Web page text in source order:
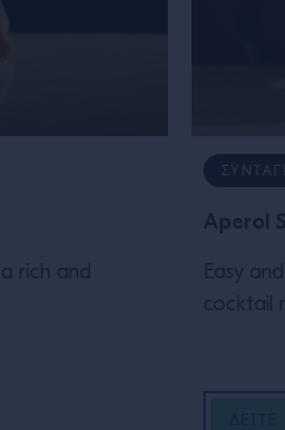
rich and
Aperol
Easy
cocktail